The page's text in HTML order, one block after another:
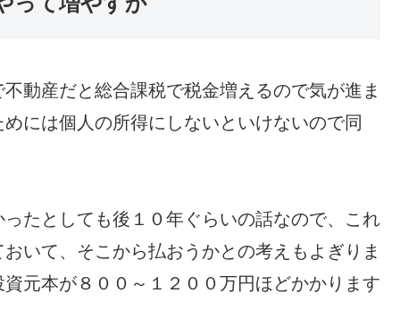
動産だと総合課税で税金増えるので気が進ま
には個人の所得にしないといけないので同
たとしても後１０年ぐらいの話なので、これ
いて、そこから払おうかとの考えもよぎりま
元本が８００～１２００万円ほどかかります